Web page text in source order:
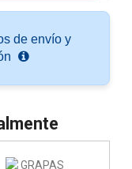
de envío y